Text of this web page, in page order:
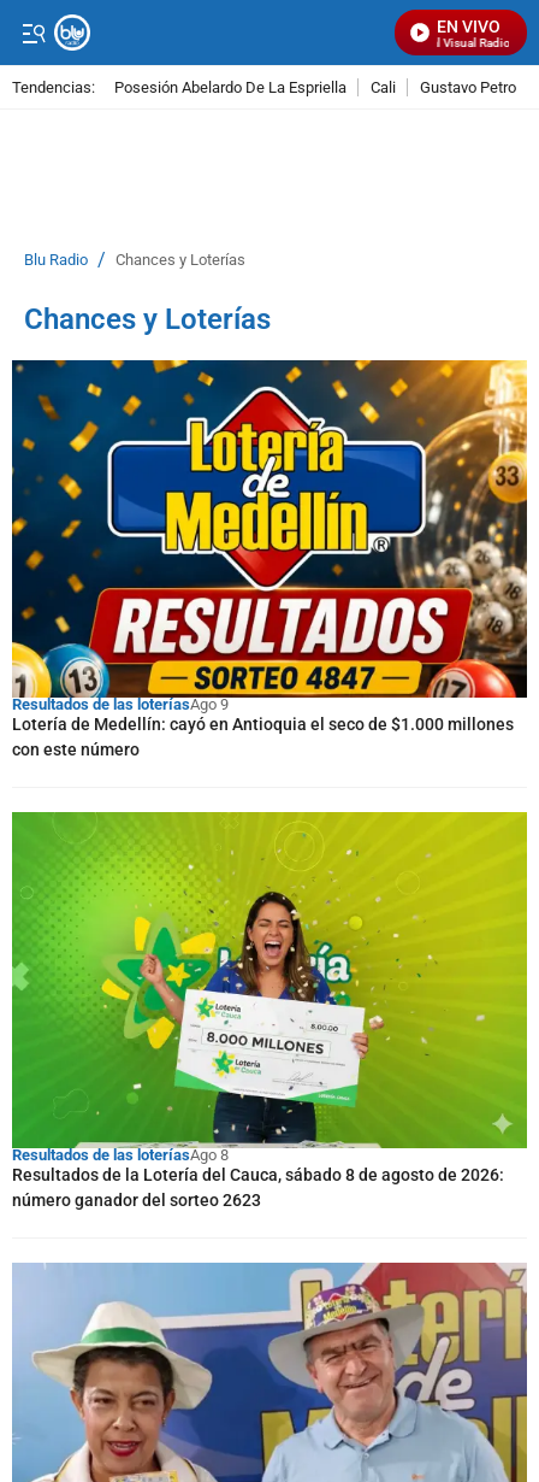
EN VIVO
Señal Visual Radio
Tendencias: Posesión Abelardo De La Espriella Cali Gustavo Petro
Blu Radio / Chances y Loterías
Chances y Loterías
Resultados de las loteríasAgo 9
Lotería de Medellín: cayó en Antioquia el seco de $1.000 millones
con este número
Resultados de las loteríasAgo 8
Resultados de la Lotería del Cauca, sábado 8 de agosto de 2026:
número ganador del sorteo 2623